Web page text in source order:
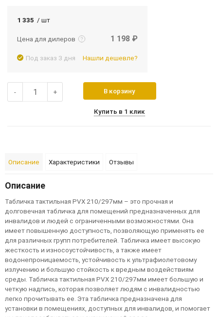
1 335 / шт
Цена для дилеров
Подробнее
1 198 ₽
Под заказ 3 дня Нашли дешевле?
- + В корзину
Купить в 1 клик
Описание Характеристики Отзывы
Описание
Табличка тактильная PVX210/297мм – это прочная и
долговечная табличка для помещений предназначенных для
инвалидов и людей с ограниченными возможностями. Она
имеетповышенную доступность, позволяющую применять ее
для различных групп потребителей. Табличка имеетвысокую
жесткость и износоустойчивость, а также имеет
водонепроницаемость, устойчивость культрафиолетовому
излучению и большую стойкость квредным воздействиям
среды. Табличка тактильная PVX210/297мм имеетбольшую и
четкую надпись, которая позволяетлюдям с инвалидностью
легко прочитывать ее. Эта табличка предназначена для
установки в помещениях, доступных для инвалидов, и помогает